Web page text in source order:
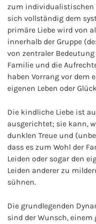
zum
sich vollständig dem
primäre Liebe wird von
innerhalb der Gruppe
von zentraler
Familie und die
haben Vorrang vor dem
eigenen Leben oder
Die kindliche Liebe ist
ausgerichtet; sie kann,
dunklen Treue und
dass es zum Wohl der
Leiden oder sogar den
Leiden anderer zu
sühnen.
Die grundlegenden
sind der Wunsch,